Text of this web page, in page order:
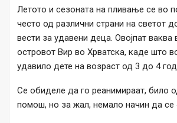
Летото и сезоната на пливање се во
често од различни страни на светот
вести за удавени деца. Овојпат ваква
островот Вир во Хрватска, каде што
удавило дете на возраст од 3 до 4
Се обиделе да го реанимираат, било
помош, но за жал, немало начин да се